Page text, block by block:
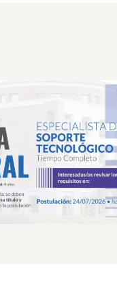
Especialista de
Tecnológico